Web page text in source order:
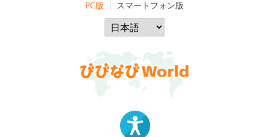
PC版 スマートフォン版